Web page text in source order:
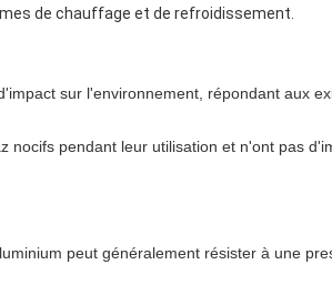
de chauffage et de refroidissement.
sur l'environnement, répondant aux
nocifs pendant leur utilisation et n'ont pas
peut généralement résister à une